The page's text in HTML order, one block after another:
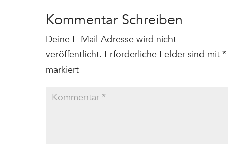
Kommentar Schreiben
Deine E-Mail-Adresse wird nicht
veröffentlicht. Erforderliche Felder sind mit *
markiert